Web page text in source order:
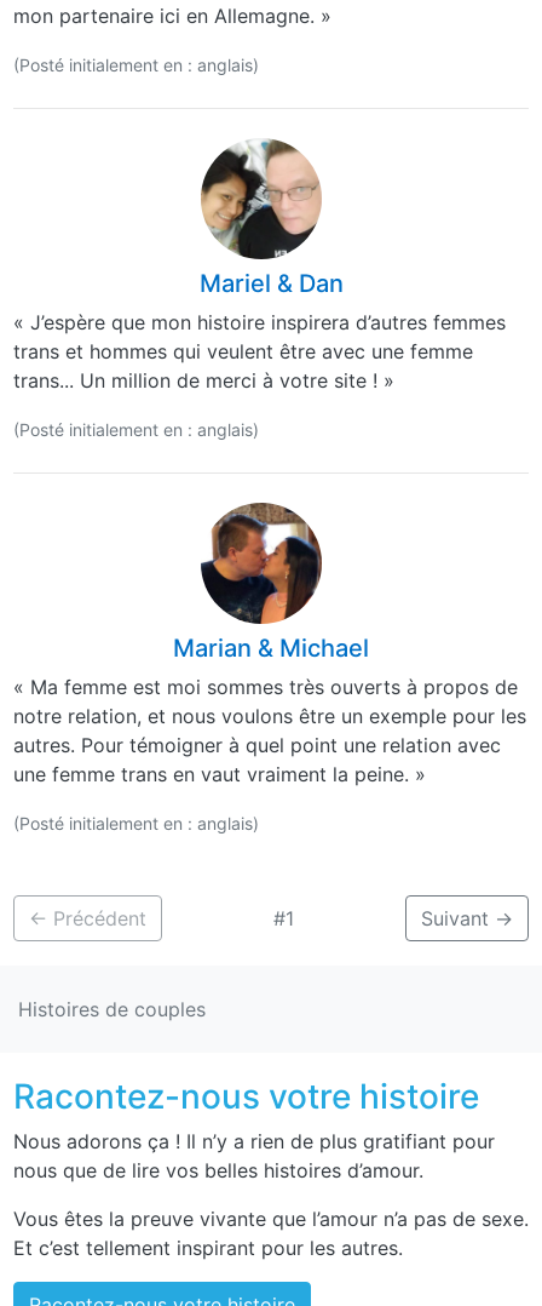
mon partenaire ici en Allemagne. »
(Posté initialement en : anglais)
Mariel & Dan
« J’espère que mon histoire inspirera d’autres femmes
trans et hommes qui veulent être avec une femme
trans... Un million de merci à votre site ! »
(Posté initialement en : anglais)
Marian & Michael
« Ma femme est moi sommes très ouverts à propos de
notre relation, et nous voulons être un exemple pour les
autres. Pour témoigner à quel point une relation avec
une femme trans en vaut vraiment la peine. »
(Posté initialement en : anglais)
← Précédent #1 Suivant →
Histoires de couples
Racontez-nous votre histoire
Nous adorons ça ! Il n’y a rien de plus gratifiant pour
nous que de lire vos belles histoires d’amour.
Vous êtes la preuve vivante que l’amour n’a pas de sexe.
Et c’est tellement inspirant pour les autres.